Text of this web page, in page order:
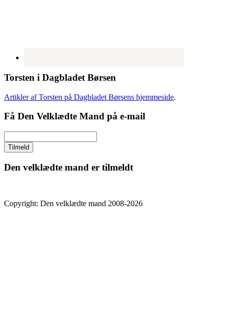
Torsten i Dagbladet Børsen
Artikler af Torsten på Dagbladet Børsens hjemmeside.
Få Den Velklædte Mand på e-mail
Den velklædte mand er tilmeldt
Copyright: Den velklædte mand 2008-2026